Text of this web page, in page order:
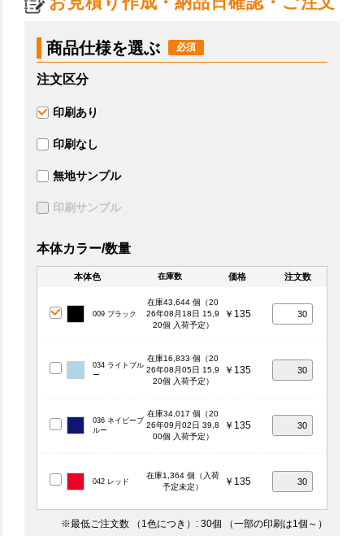
商品仕様を選ぶ
注文区分
印刷あり
印刷なし
無地サンプル
印刷サンプル
本体カラー/数量
本体色 在庫数 価格 注文数
009 ブラック
在庫43,644 個（20
26年08月18日 15,9
20個 入荷予定）
￥135
034 ライトブル
ー
在庫16,833 個（20
26年08月05日 15,9
20個 入荷予定）
￥135
036 ネイビーブ
ルー
在庫34,017 個（20
26年09月02日 39,8
00個 入荷予定）
￥135
042 レッド
在庫1,364 個（入荷
予定未定）
￥135
※最低ご注文数 （1色につき） : 30個 （一部の印刷は1個～）